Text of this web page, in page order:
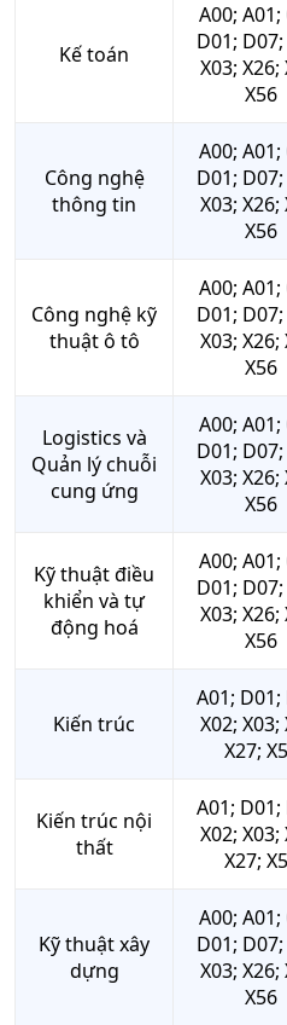
Kế toán
A00; A01;
D01; D07;
X03; X26;
X56
Công nghệ
thông tin
A00; A01;
D01; D07;
X03; X26;
X56
Công nghệ kỹ
thuật ô tô
A00; A01;
D01; D07;
X03; X26;
X56
Logistics và
Quản lý chuỗi
cung ứng
A00; A01;
D01; D07;
X03; X26;
X56
Kỹ thuật điều
khiển và tự
động hoá
A00; A01;
D01; D07;
X03; X26;
X56
Kiến trúc
A01; D01;
X02; X03;
X27;
Kiến trúc nội
thất
A01; D01;
X02; X03;
X27;
Kỹ thuật xây
dựng
A00; A01;
D01; D07;
X03; X26;
X56